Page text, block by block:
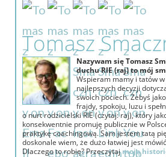
Tomasz
Nazywam się Tomasz
duchu RIE (raj) to mój
Wspieram mamy i tatów
najlepszych decyzji
swoich pociech. Żebyś
frajdy, spokoju, luzu i
o nurt rodzicielski RIE (czytaj: raj), który
konsekwentnie promuję publicznie w
praktykę coachingową. Sam jestem tatą
doskonale wiem, że dużo łatwiej jest
Dlaczego to robię? Przeczytajmoją